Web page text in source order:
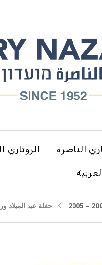
الناصرة الروتاري
العربية
حفلة عيد الميلاد